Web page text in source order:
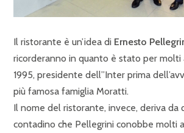
Il ristorante è un’idea di Ernesto
ricorderanno in quanto è stato per molti
1995, presidente dell”Inter prima
più famosa famiglia Moratti.
Il nome del ristorante, invece, deriva da
contadino che Pellegrini conobbe molti